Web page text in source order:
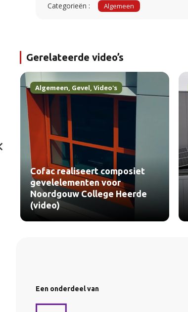
Categorieën : Algemeen
Gerelateerde video’s
Algemeen, Gevel, Video's
Cofac realiseert composiet
gevelelementen voor
Noordgouw College Heerde
(video)
Een onderdeel van